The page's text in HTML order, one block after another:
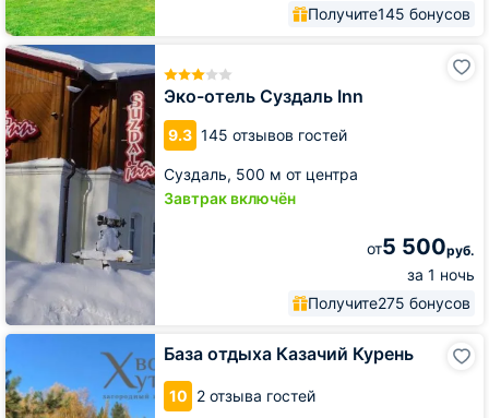
Получите145 бонусов
Эко-отель Суздаль Inn
9.3 145 отзывов гостей
Суздаль, 500 м от центра
Завтрак включён
от5 500руб.
за 1 ночь
Получите275 бонусов
Эко-
отель
Суздаль
Inn
База отдыха Казачий Курень
10 2 отзыва гостей
База
Казачий
Курень